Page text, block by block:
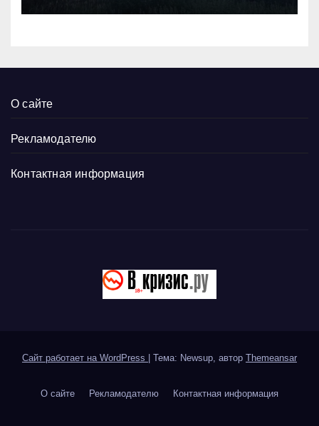
О сайте
Рекламодателю
Контактная информация
Сайт работает на WordPress Тема: Newsup, автор Themeansar
О сайте Рекламодателю Контактная информация